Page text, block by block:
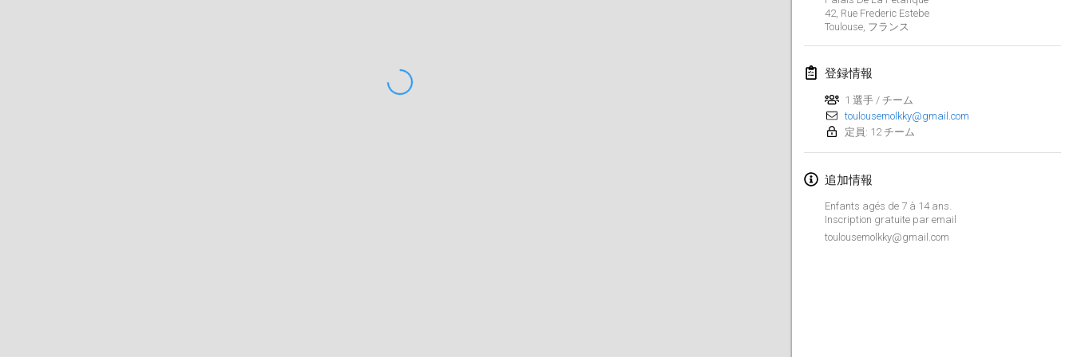
42, Rue Frederic Estebe
Toulouse, フランス
登録情報
1 選手 / チーム
toulousemolkky@gmail.com
定員: 12 チーム
追加情報
Enfants agés de 7 à 14 ans.
Inscription gratuite par email
toulousemolkky@gmail.com
Lumi Mölkky
Tournoi de la St Valentin
2018年2月10日
Faschings-Mölkky
2018年2月11日|ドイツ
2018年2月24日 | チェコ